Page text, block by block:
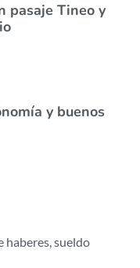
pasaje Tineo y
y buenos
haberes,sueldo